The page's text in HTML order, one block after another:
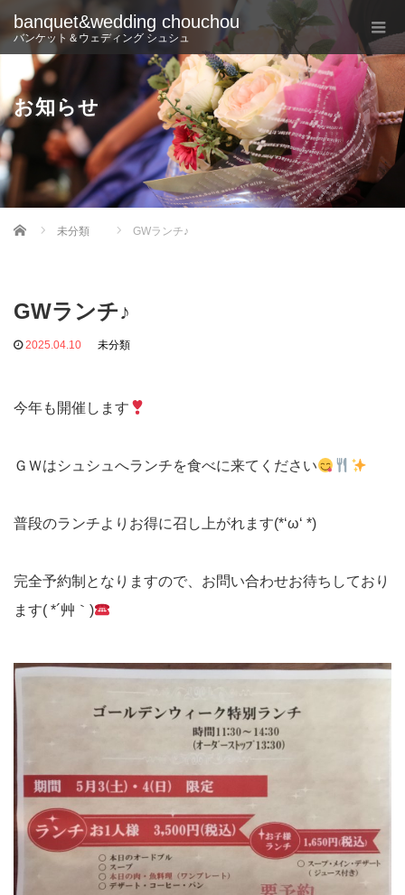
banquet&wedding chouchou
バンケット＆ウェディング シュシュ
お知らせ
Home 未分類 GWランチ♪
GWランチ♪
2025.04.10 未分類
今年も開催します
ＧＷはシュシュへランチを食べに来てください
普段のランチよりお得に召し上がれます(*‘ω‘ *)
完全予約制となりますので、お問い合わせお待ちしており
ます( *´艸｀)